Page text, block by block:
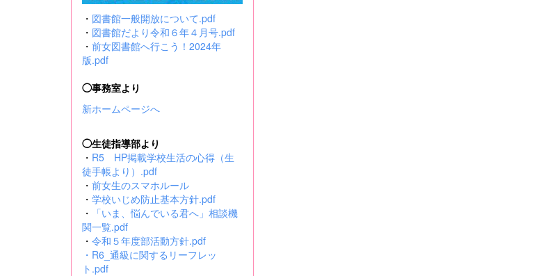
・ 図書館一般開放について.pdf
・ 図書館だより令和６年４月号.pdf
・ 前女図書館へ行こう！2024年
版.pdf
◯事務室より
新ホームページへ
◯生徒指導部より
・ R5 HP掲載学校生活の心得（生
徒手帳より）.pdf
・ 前女生のスマホルール
・ 学校いじめ防止基本方針.pdf
・
「いま、悩んでいる君へ」相談機
関一覧.pdf
・ 令和５年度部活動方針.pdf
・ R6_通級に関するリーフレッ
ト.pdf